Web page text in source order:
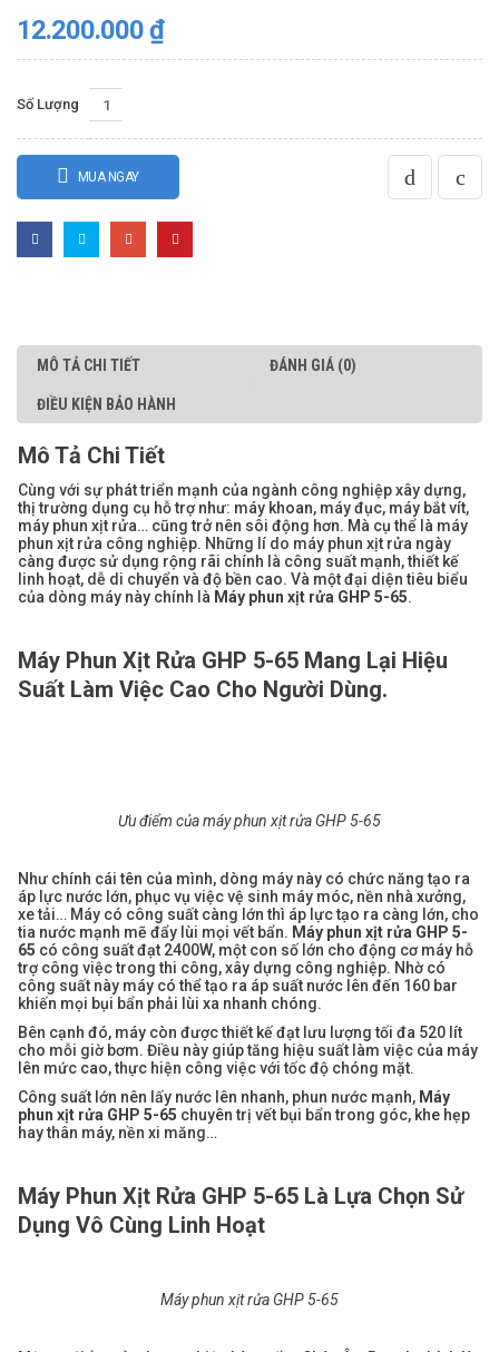
12.200.000₫
Số Lượng
MUA NGAY
MÔ TẢ CHI TIẾT ĐÁNH GIÁ (0)
ĐIỀU KIỆN BẢO HÀNH
Mô Tả Chi Tiết
Cùng với sự phát triển mạnh của ngành công nghiệp xây dựng,
thị trường dụng cụ hỗ trợ như: máy khoan, máy đục, máy bắt vít,
máy phun xịt rửa… cũng trở nên sôi động hơn. Mà cụ thể là máy
phun xịt rửa công nghiệp. Những lí do máy phun xịt rửa ngày
càng được sử dụng rộng rãi chính là công suất mạnh, thiết kế
linh hoạt, dễ di chuyển và độ bền cao. Và một đại diện tiêu biểu
của dòng máy này chính là Máy phun xịt rửa GHP 5-65.
Máy Phun Xịt Rửa GHP 5-65 Mang Lại Hiệu
Suất Làm Việc Cao Cho Người Dùng.
Ưu điểm của máy phun xịt rửa GHP 5-65
Như chính cái tên của mình, dòng máy này có chức năng tạo ra
áp lực nước lớn, phục vụ việc vệ sinh máy móc, nền nhà xưởng,
xe tải… Máy có công suất càng lớn thì áp lực tạo ra càng lớn, cho
tia nước mạnh mẽ đẩy lùi mọi vết bẩn. Máy phun xịt rửa GHP 5-
65 có công suất đạt 2400W, một con số lớn cho động cơ máy hỗ
trợ công việc trong thi công, xây dựng công nghiệp. Nhờ có
công suất này máy có thể tạo ra áp suất nước lên đến 160 bar
khiến mọi bụi bẩn phải lùi xa nhanh chóng.
Bên cạnh đó, máy còn được thiết kế đạt lưu lượng tối đa 520 lít
cho mỗi giờ bơm. Điều này giúp tăng hiệu suất làm việc của máy
lên mức cao, thực hiện công việc với tốc độ chóng mặt.
Công suất lớn nên lấy nước lên nhanh, phun nước mạnh, Máy
phun xịt rửa GHP 5-65 chuyên trị vết bụi bẩn trong góc, khe hẹp
hay thân máy, nền xi măng…
Máy Phun Xịt Rửa GHP 5-65 Là Lựa Chọn Sử
Dụng Vô Cùng Linh Hoạt
Máy phun xịt rửa GHP 5-65